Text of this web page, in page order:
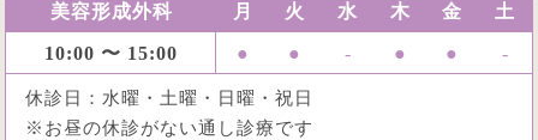
美容形成外科 月 火 水 木 金 土
10:00 〜 15:00 ● ● - ● ● -
休診日：水曜・土曜・日曜・祝日
※お昼の休診がない通し診療です